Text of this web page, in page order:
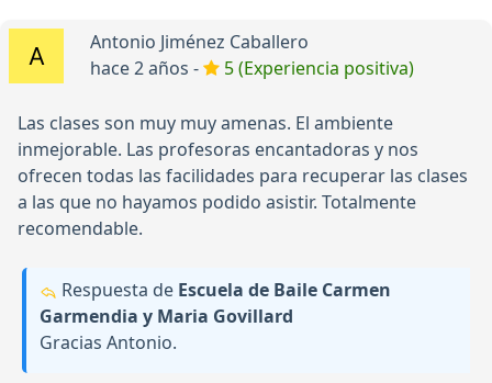
Antonio Jiménez Caballero
hace 2 años -
5 (Experiencia positiva)
Las clases son muy muy amenas. El ambiente
inmejorable. Las profesoras encantadoras y nos
ofrecen todas las facilidades para recuperar las clases
a las que no hayamos podido asistir. Totalmente
recomendable.
Respuesta de Escuela de Baile Carmen
Garmendia y Maria Govillard
Gracias Antonio.